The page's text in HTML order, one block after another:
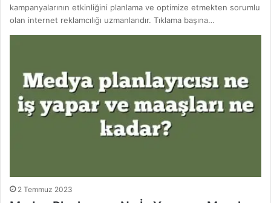
kampanyalarının etkinliğini planlama ve optimize etmekten sorumlu
olan internet reklamcılığı uzmanlarıdır. Tıklama başına…
2 Temmuz 2023